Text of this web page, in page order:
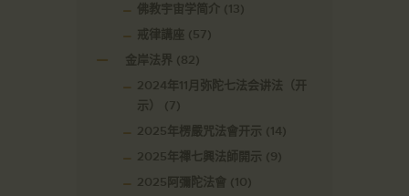
佛教宇宙学简介 (13)
戒律講座 (57)
金岸法界 (82)
2024年11月弥陀七法会讲法（开
示）
(7)
2025年楞嚴咒法會开示 (14)
2025年禪七興法師開示 (9)
2025阿彌陀法會 (10)